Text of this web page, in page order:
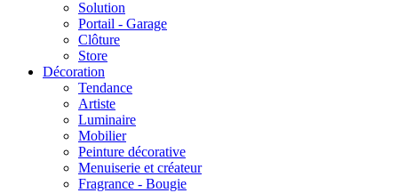
Solution
Portail - Garage
Clôture
Store
Décoration
Tendance
Artiste
Luminaire
Mobilier
Peinture décorative
Menuiserie et créateur
Fragrance - Bougie